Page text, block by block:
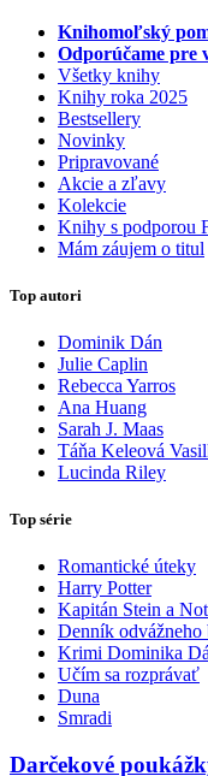
Knihomoľský
Odporúčame pre
Všetky knihy
Knihy roka 2025
Bestsellery
Novinky
Pripravované
Akcie a zľavy
Kolekcie
Knihy s podporou
Mám záujem o titul
Top autori
Dominik Dán
Julie Caplin
Rebecca Yarros
Ana Huang
Sarah J. Maas
Táňa Keleová
Lucinda Riley
Top série
Romantické úteky
Harry Potter
Kapitán Stein a
Denník odvážneho
Krimi Dominika
Učím sa rozprávať
Duna
Smradi
Darčekové